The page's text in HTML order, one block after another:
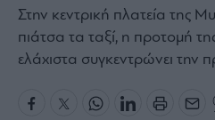
Bloomberg
Financial
Times
Στην κεντρική πλατεία της
πιάτσα τα ταξί, η προτομή
ελάχιστα συγκεντρώνει την